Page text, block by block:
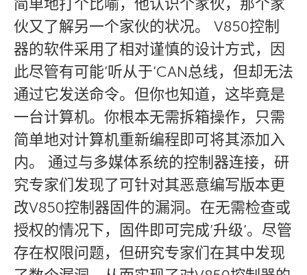
简单地打个比喻，他认识个家伙，那个家
伙又了解另一个家伙的状况。 V850控制
器的软件采用了相对谨慎的设计方式，因
此尽管有可能’听从于’CAN总线，但却无法
通过它发送命令。但你也知道，这毕竟是
一台计算机。你根本无需拆箱操作，只需
简单地对计算机重新编程即可将其添加入
内。 通过与多媒体系统的控制器连接，研
究专家们发现了可针对其恶意编写版本更
改V850控制器固件的漏洞。在无需检查或
授权的情况下，固件即可完成’升级’。尽管
存在权限问题，但研究专家们在其中发现